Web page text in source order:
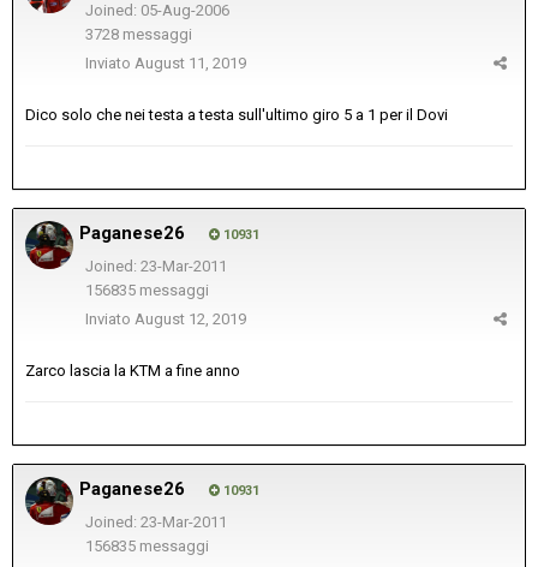
Joined: 05-Aug-2006
3728 messaggi
Inviato August 11, 2019
Dico solo che nei testa a testa sull'ultimo giro 5 a 1 per il Dovi
Paganese26 10931
Joined: 23-Mar-2011
156835 messaggi
Inviato August 12, 2019
Zarco lascia la KTM a fine anno
Paganese26 10931
Joined: 23-Mar-2011
156835 messaggi